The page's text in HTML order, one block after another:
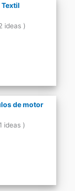
Textil
ideas )
de motor
ideas )